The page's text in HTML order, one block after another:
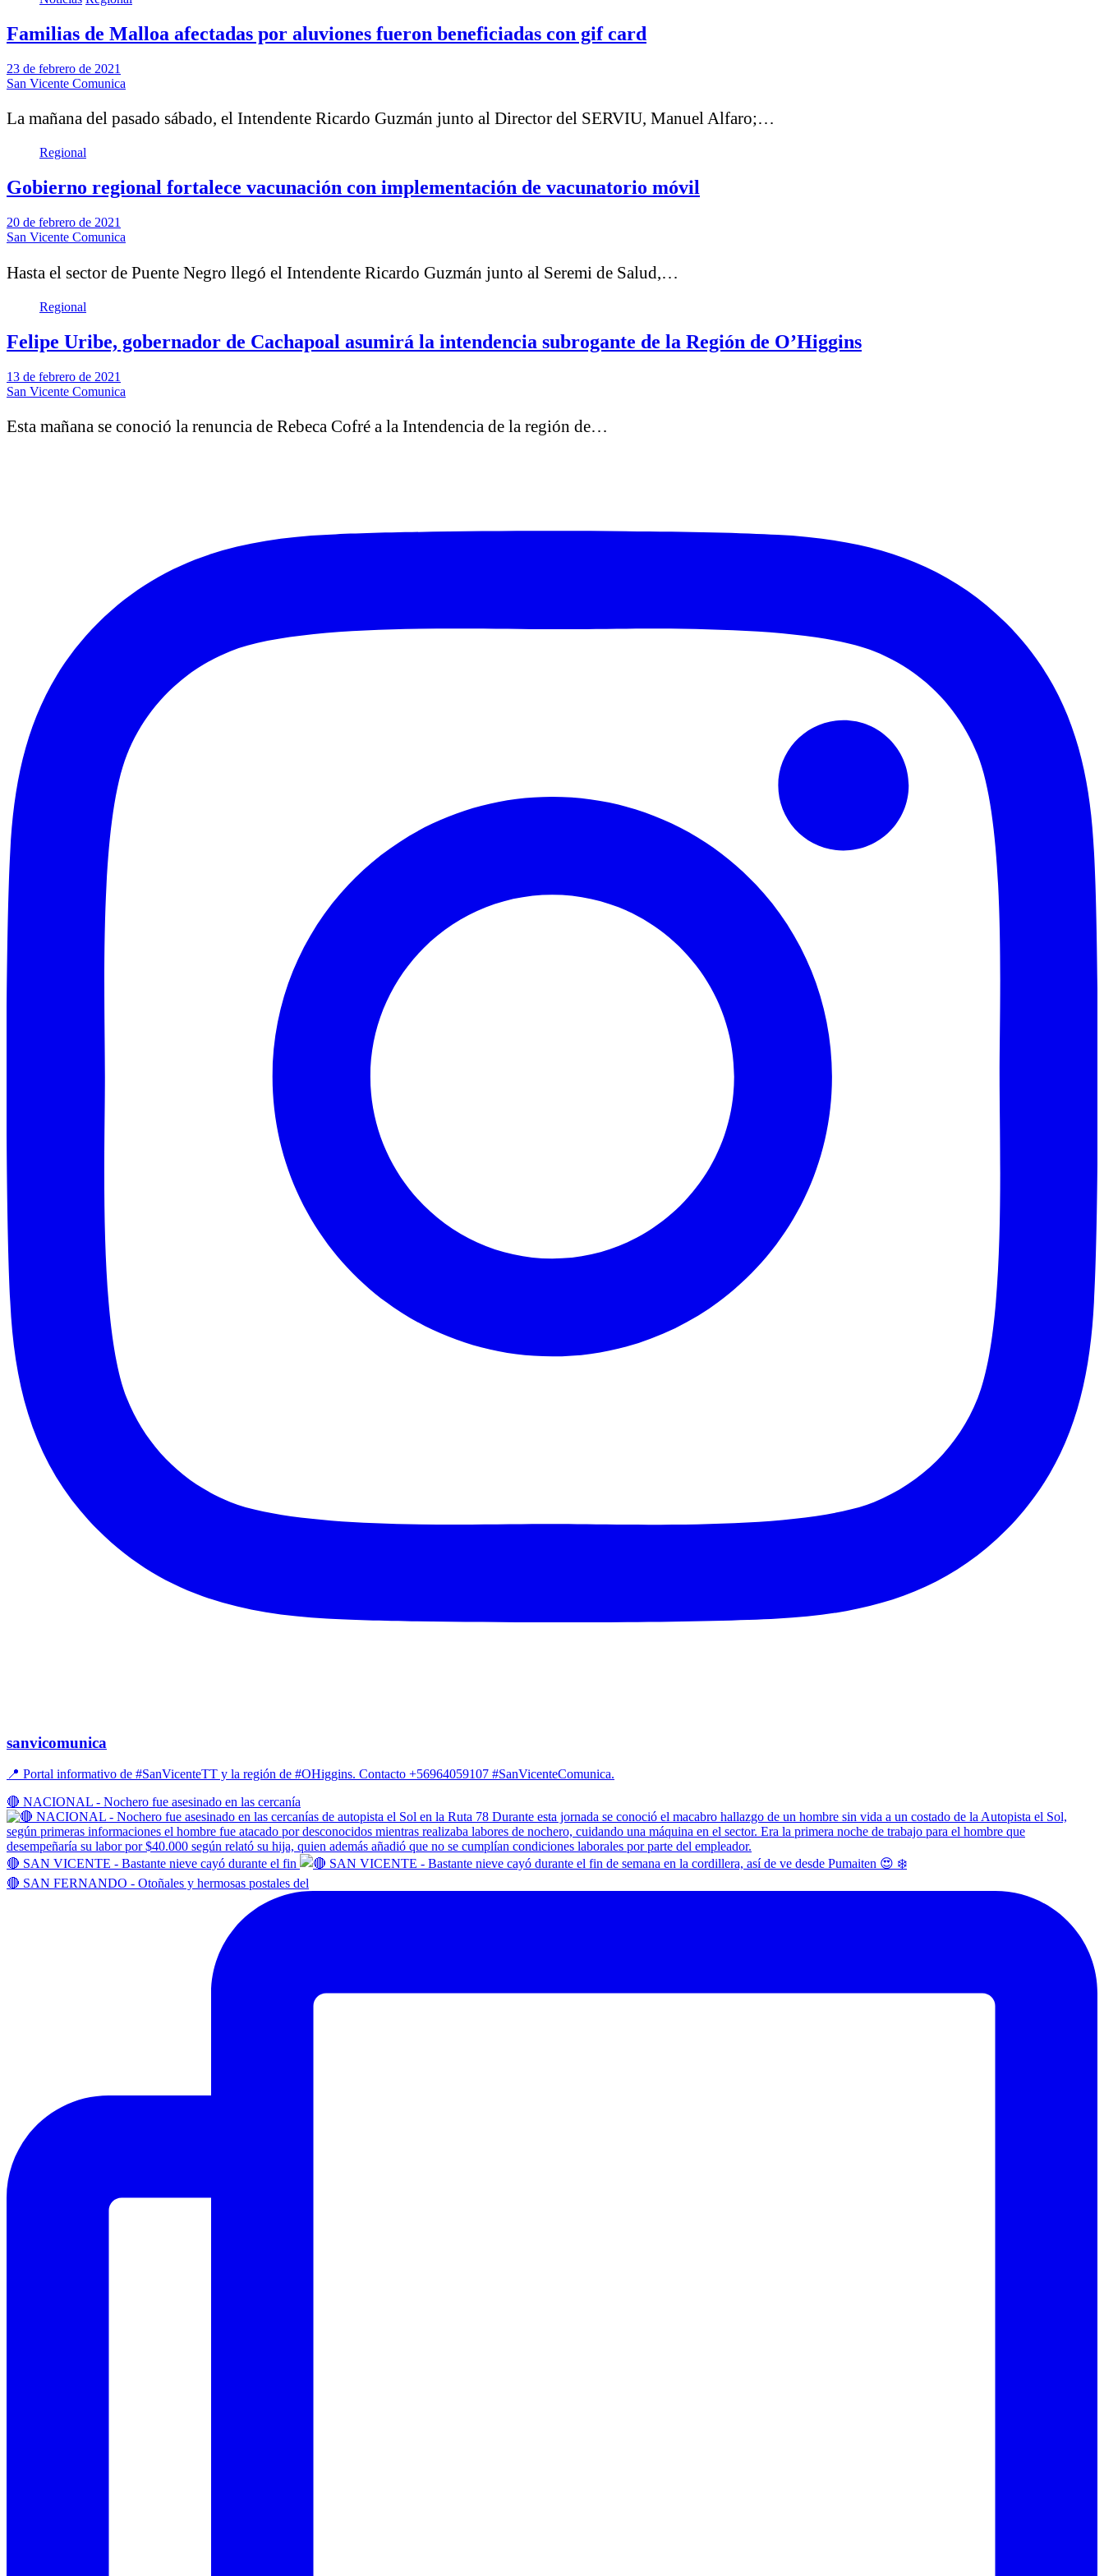
Familias de Malloa afectadas por aluviones fueron beneficiadas con gif card
23 de febrero de 2021
San Vicente Comunica
La mañana del pasado sábado, el Intendente Ricardo Guzmán junto al Director del SERVIU, Manuel Alfaro;…
Regional
Gobierno regional fortalece vacunación con implementación de vacunatorio móvil
20 de febrero de 2021
San Vicente Comunica
Hasta el sector de Puente Negro llegó el Intendente Ricardo Guzmán junto al Seremi de Salud,…
Regional
Felipe Uribe, gobernador de Cachapoal asumirá la intendencia subrogante de la Región de O’Higgins
13 de febrero de 2021
San Vicente Comunica
Esta mañana se conoció la renuncia de Rebeca Cofré a la Intendencia de la región de…
sanvicomunica
📍 Portal informativo de #SanVicenteTT y la región de #OHiggins. Contacto +56964059107 #SanVicenteComunica.
🔴 NACIONAL - Nochero fue asesinado en las cercanía
🔴 SAN VICENTE - Bastante nieve cayó durante el fin
🔴 SAN FERNANDO - Otoñales y hermosas postales del